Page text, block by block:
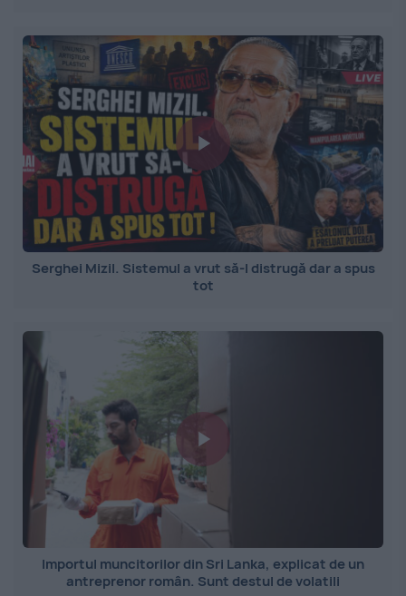
Serghei Mizil. Sistemul a vrut să-l distrugă dar a spus
tot
Importul muncitorilor din Sri Lanka, explicat de un
antreprenor român. Sunt destul de volatili